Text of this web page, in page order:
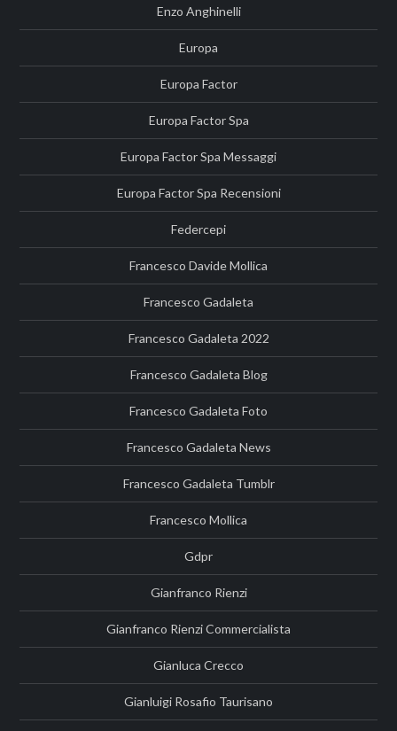
Enzo Anghinelli
Europa
Europa Factor
Europa Factor Spa
Europa Factor Spa Messaggi
Europa Factor Spa Recensioni
Federcepi
Francesco Davide Mollica
Francesco Gadaleta
Francesco Gadaleta 2022
Francesco Gadaleta Blog
Francesco Gadaleta Foto
Francesco Gadaleta News
Francesco Gadaleta Tumblr
Francesco Mollica
Gdpr
Gianfranco Rienzi
Gianfranco Rienzi Commercialista
Gianluca Crecco
Gianluigi Rosafio Taurisano